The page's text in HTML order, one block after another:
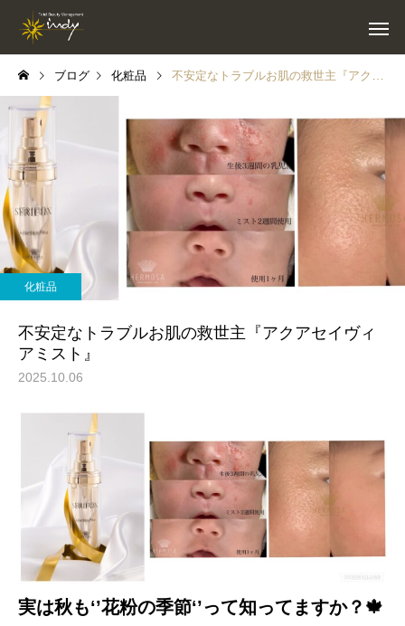
ブログ 化粧品 不安定なトラブルお肌の救世主『アクアセイヴィアミスト』
化粧品
不安定なトラブルお肌の救世主『アクアセイヴィ
アミスト』
2025.10.06
実は秋も‘’花粉の季節‘’って知ってますか？🍁